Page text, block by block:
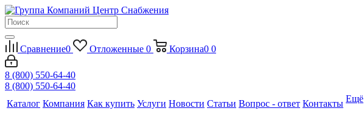
Сравнение0 Отложенные 0 Корзина0 0
8 (800) 550-64-40
8 (800) 550-64-40
Каталог Компания Как купить Услуги Новости Статьи Вопрос - ответ Контакты Ещё